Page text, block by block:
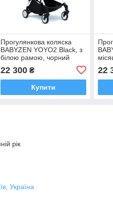
Прогулянкова коляска
BABYZEN YOYO2 Black, з
білою рамою, чорний
(BZ10109-01/BZ10104-05)
22 300₴
Купити
22
рік
Україна